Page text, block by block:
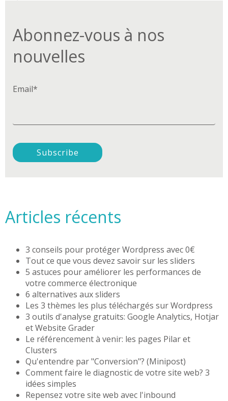
Abonnez-vous à nos
nouvelles
Email*
Articles récents
3 conseils pour protéger Wordpress avec 0€
Tout ce que vous devez savoir sur les sliders
5 astuces pour améliorer les performances de
votre commerce électronique
6 alternatives aux sliders
Les 3 thèmes les plus téléchargés sur Wordpress
3 outils d'analyse gratuits: Google Analytics, Hotjar
et Website Grader
Le référencement à venir: les pages Pilar et
Clusters
Qu'entendre par "Conversion"? (Minipost)
Comment faire le diagnostic de votre site web? 3
idées simples
Repensez votre site web avec l'inbound